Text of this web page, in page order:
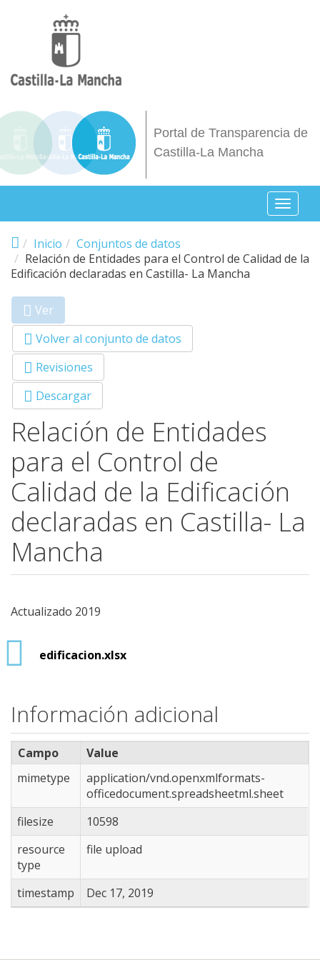
Portal de Transparencia de
Castilla-La Mancha
Toggle
Inicio
Conjuntos de datos
Relación de Entidades para el Control de Calidad de la
Edificación declaradas en Castilla- La Mancha
Primary tabs
Ver
activa)
Volver al conjunto de datos
Revisiones
Descargar
Relación de Entidades
para el Control de
Calidad de la Edificación
declaradas en Castilla- La
Mancha
Actualizado 2019
edificacion.xlsx
Información adicional
Campo
Value
mimetype
application/vnd.openxmlformats-
officedocument.spreadsheetml.sheet
filesize
10598
resource
type
file upload
timestamp Dec 17, 2019